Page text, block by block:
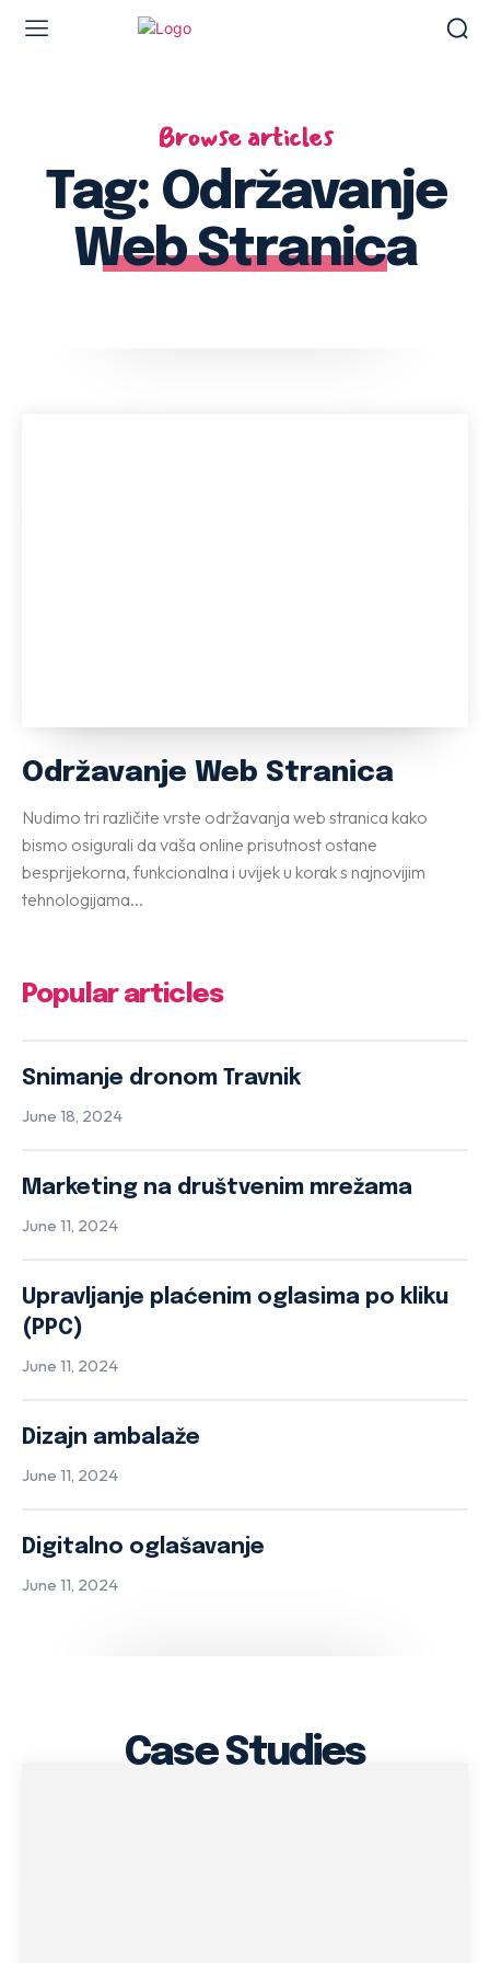
Browse articles
Tag: Održavanje
Web Stranica
Održavanje Web Stranica
Nudimo tri različite vrste održavanja web stranica kako
bismo osigurali da vaša online prisutnost ostane
besprijekorna, funkcionalna i uvijek u korak s najnovijim
tehnologijama...
Popular articles
Snimanje dronom Travnik
June 18, 2024
Marketing na društvenim mrežama
June 11, 2024
Upravljanje plaćenim oglasima po kliku
(PPC)
June 11, 2024
Dizajn ambalaže
June 11, 2024
Digitalno oglašavanje
June 11, 2024
Case Studies